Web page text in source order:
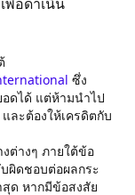
พื่อดำเนิน
ซึ่ง
ดได้ แต่ห้ามนำไป
ละต้องให้เครดิตกับ
ต่างๆ ภายใต้ข้อ
ผิดชอบต่อผลกระ
ด หากมีข้อสงสัย